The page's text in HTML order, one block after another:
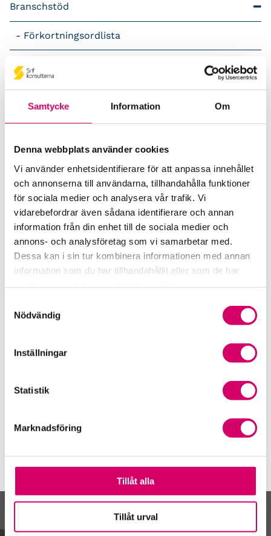
Samtycke Information Om
Denna webbplats använder cookies
Vi använder enhetsidentifierare för att anpassa innehållet
och annonserna till användarna, tillhandahålla funktioner
för sociala medier och analysera vår trafik. Vi
vidarebefordrar även sådana identifierare och annan
information från din enhet till de sociala medier och
annons- och analysföretag som vi samarbetar med.
Dessa kan i sin tur kombinera informationen med annan
information som du har tillhandahållit eller som de har
Nödvändig
Inställningar
Statistik
Marknadsföring
Tillåt alla
Tillåt urval
Branschstöd
Förkortningsordlista
Kommunikationsstöd – Snacka lön
LAP – Svensk Löneartsplan
Lönepodden
Rådgivning i redovisningsbranschen
Srf Uttalanden och vägledningar
Viktiga dagar till din kalender
Kalendarium
Viktiga branschfrågor
Karriär för redovisningskonsulter
Medlemsrabatter från våra Srf Partners
Validera lönekurser – för utbildningsleverantörer